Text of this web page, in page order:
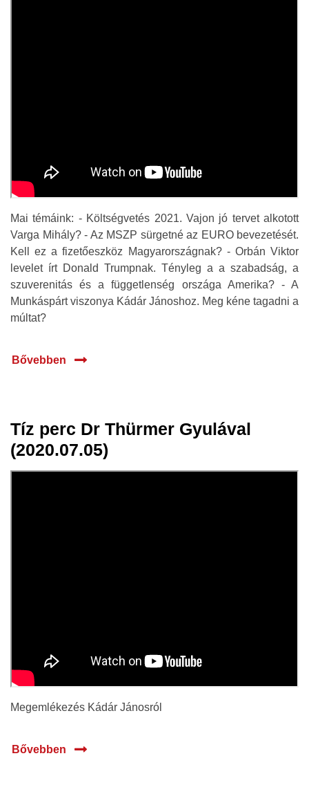
Mai témáink: - Költségvetés 2021. Vajon jó tervet alkotott
Varga Mihály? - Az MSZP sürgetné az EURO bevezetését.
Kell ez a fizetőeszköz Magyarországnak? - Orbán Viktor
levelet írt Donald Trumpnak. Tényleg a a szabadság, a
szuverenitás és a függetlenség országa Amerika? - A
Munkáspárt viszonya Kádár Jánoshoz. Meg kéne tagadni a
múltat?
Bővebben
05 júl.
2020
Tíz perc Dr Thürmer Gyulával
(2020.07.05)
Megemlékezés Kádár Jánosról
Bővebben